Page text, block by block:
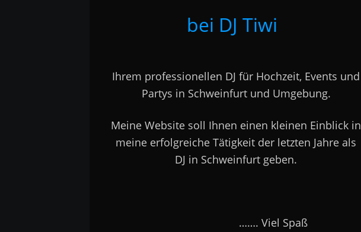
Ihrem professionellen DJ für Hochzeit, Events und
Partys in Schweinfurt und Umgebung.
Meine Website soll Ihnen einen kleinen Einblick in
meine erfolgreiche Tätigkeit der letzten Jahre als
DJ in Schweinfurt geben.
                         ……. Viel Spaß
bei DJ Tiwi